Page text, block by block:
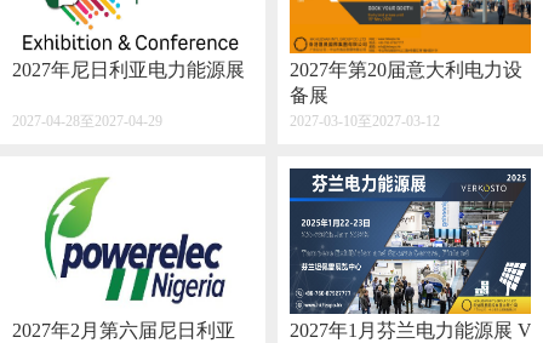
2027年尼日利亚电力能源展
2027-04-28至2027-04-29
2027年第20届意大利电力设
备展
2027-03-10至2027-03-12
2027年2月第六届尼日利亚
2027年1月芬兰电力能源展 V